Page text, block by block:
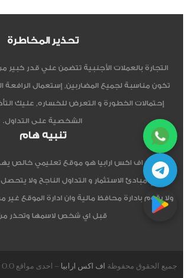
تحذير المخاطرة
التجارة بالعملات الأجنبية تتضمن علي قدر كبير
تكون مناسبة لجميع المضاربين, إستعمال الرافعة
إحتمالات الخطورة و التعرض للخساره, عليك
الشخصية على التداول.
تنبيه هام
موقع اف اكس ارابيا هو موقع تعليمي خالص
العربي مبادئ الاستثمار و التداول الناجح ولا
ولا يقوم بادارة محافظ مالية وان ادارة الموقع
قبل اي شخص لاسمها وتحذر
جميع الحقوق محفوظة اف اكس ارابيا – احدى مواقع Inwestopedia Sp. Z O.O. للاستشارات و التدريب – جمهورية بولندا الإتحادية.